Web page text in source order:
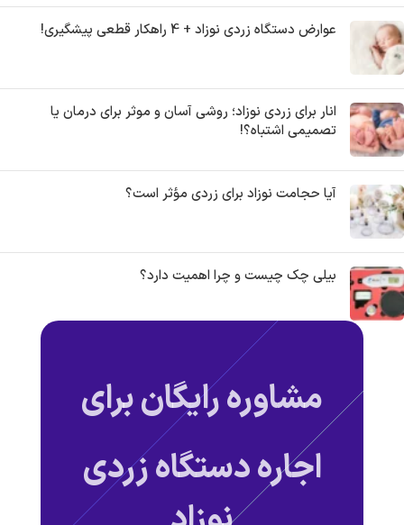
عوارض دستگاه زردی نوزاد + 4 راهکار قطعی پیشگیری!
انار برای زردی نوزاد؛ روشی آسان و موثر برای درمان یا
تصمیمی اشتباه؟!
آیا حجامت نوزاد برای زردی مؤثر است؟
بیلی چک چیست و چرا اهمیت دارد؟
مشاوره رایگان برای
اجاره دستگاه زردی